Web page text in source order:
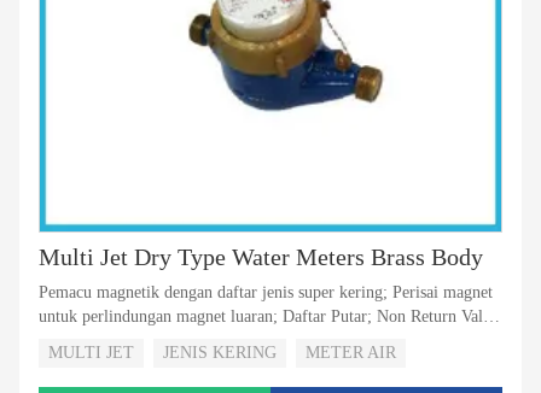
Multi Jet Dry Type Water Meters Brass Body
Pemacu magnetik dengan daftar jenis super kering; Perisai magnet
untuk perlindungan magnet luaran; Daftar Putar; Non Return Valve
MULTI JET JENIS KERING METER AIR